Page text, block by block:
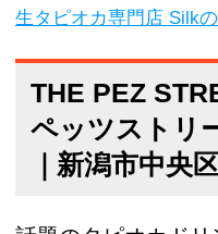
生タピオカ専門店 Silk
THE PEZ
ペッツストリ
｜新潟市中央